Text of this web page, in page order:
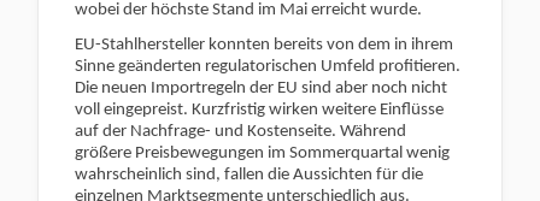
wobei der höchste Stand im Mai erreicht wurde.
EU-Stahlhersteller konnten bereits von dem in ihrem
Sinne geänderten regulatorischen Umfeld profitieren.
Die neuen Importregeln der EU sind aber noch nicht
voll eingepreist. Kurzfristig wirken weitere Einflüsse
auf der Nachfrage- und Kostenseite. Während
größere Preisbewegungen im Sommerquartal wenig
wahrscheinlich sind, fallen die Aussichten für die
einzelnen Marktsegmente unterschiedlich aus.